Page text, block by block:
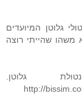
גלוטן המיועדים
משהו שהייתי רוצה
גלוטן.
http://